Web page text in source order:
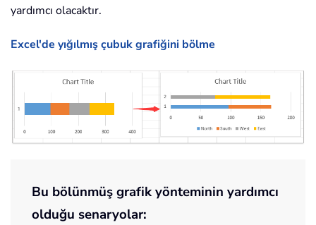
yardımcı olacaktır.
Excel'de yığılmış çubuk grafiğini bölme
Bu bölünmüş grafik yönteminin yardımcı
olduğu senaryolar: